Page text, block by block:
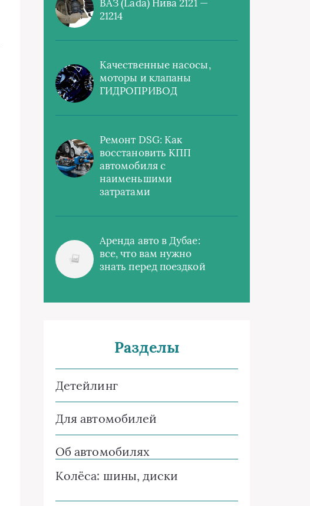
ВАЗ (Lada) Нива 2121 —
21214
Качественные насосы,
моторы и клапаны
ГИДРОПРИВОД
Ремонт DSG: Как
восстановить КПП
автомобиля с
наименьшими
затратами
Аренда авто в Дубае:
все, что вам нужно
знать перед поездкой
Разделы
Детейлинг
Для автомобилей
Об автомобилях
Колёса: шины, диски